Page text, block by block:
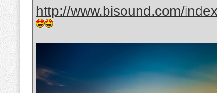
http://www.bisound.com/